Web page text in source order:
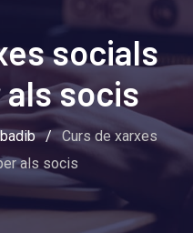
socials
socis
/ Curs de xarxes
als socis